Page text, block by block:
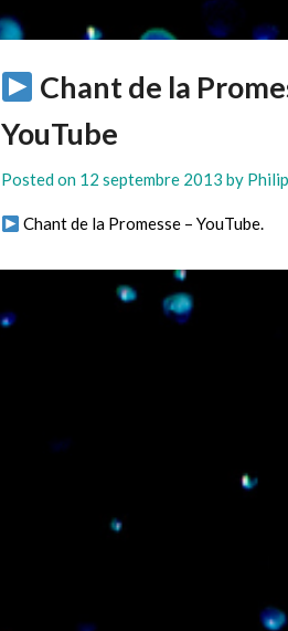
Chant de la
YouTube
Posted on 12 septembre 2013 by
Chant de la Promesse – YouTube.